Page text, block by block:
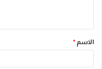
ق
*
الاسم *